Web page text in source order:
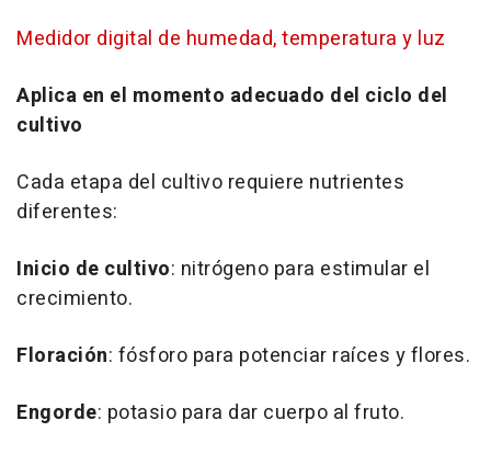
Medidor digital de humedad, temperatura y luz
Aplica en el momento adecuado del ciclo del
cultivo
Cada etapa del cultivo requiere nutrientes
diferentes:
Inicio de cultivo: nitrógeno para estimular el
crecimiento.
Floración: fósforo para potenciar raíces y flores.
Engorde: potasio para dar cuerpo al fruto.